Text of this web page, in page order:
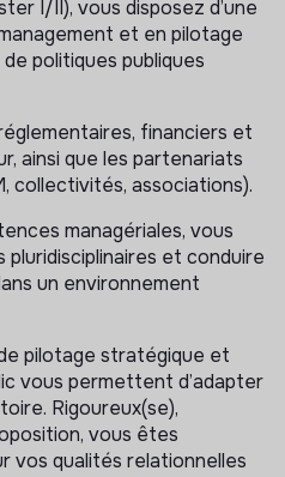
et l’évaluation
la hiérarchie
du projet de
et des prestations
en veillant à la viabilité
du service
d'activité sollicités par
(Ville de Vanves,
Celton, Béclère, etc.)
de subventions dans le
régulier du service
I/II), vous disposez d’une
et en pilotage
politiques publiques
financiers et
ainsi que les partenariats
collectivités, associations).
managériales, vous
et conduire
un environnement
pilotage stratégique et
vous permettent d’adapter
Rigoureux(se),
vous êtes
vos qualités relationnelles